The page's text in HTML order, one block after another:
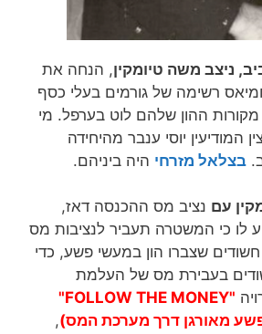
ניצב משה טיומקין, הנחה את
רשימה של גורמים בעלי כסף
ההון שלהם לוט בערפל. מי
המודיעין יוסי ענבר מהיחידה
בצלאל מזרחי היה ביניהם.
עם נציב מס ההכנסה דאז,
לו כי המשטרה תעביר לנציבות מס
שצברו הון במעשי פשע, כדי
בעבירת מס של העלמת
"FOLLOW THE MONEY"
פשע מאורגן דרך מערכת המס),